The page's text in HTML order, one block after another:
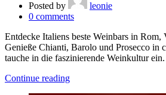
Posted by
leonie
0 comments
Entdecke Italiens beste Weinbars in Rom,
Genieße Chianti, Barolo und Prosecco in
tauche in die faszinierende Weinkultur ein.
Continue reading